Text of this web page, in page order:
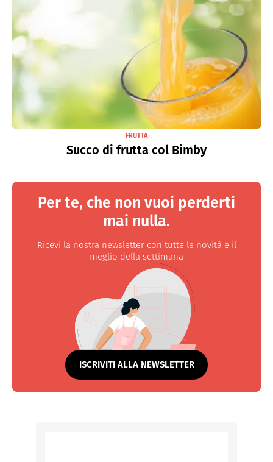
FRUTTA
Succo di frutta col Bimby
Per te, che non vuoi perderti
mai nulla.
Ricevi la nostra newsletter con tutte le novità e il
meglio della settimana
ISCRIVITI ALLA NEWSLETTER